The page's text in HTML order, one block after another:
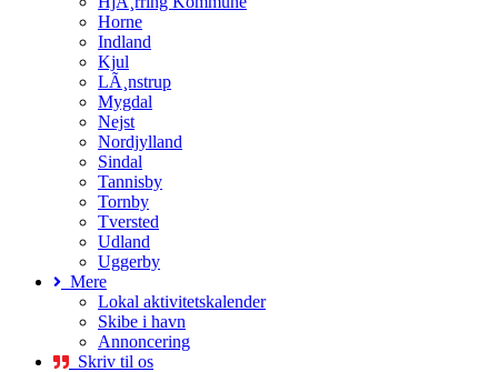
Horne
Indland
Kjul
LÃ¸nstrup
Mygdal
Nejst
Nordjylland
Sindal
Tannisby
Tornby
Tversted
Udland
Uggerby
Mere
Lokal aktivitetskalender
Skibe i havn
Annoncering
Skriv til os